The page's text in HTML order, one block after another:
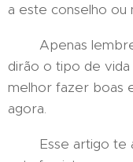
a este conselho ou
Apenas lembre-
dirão o tipo de
melhor fazer boas
agora.
Esse artigo te